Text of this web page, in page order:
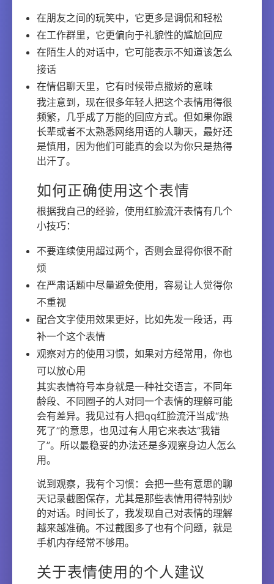
在朋友之间的玩笑中，它更多是调侃和轻松
在工作群里，它更偏向于礼貌性的尴尬回应
在陌生人的对话中，它可能表示不知道该怎么
接话
在情侣聊天里，它有时候带点撒娇的意味
我注意到，现在很多年轻人把这个表情用得很
频繁，几乎成了万能的回应方式。但如果你跟
长辈或者不太熟悉网络用语的人聊天，最好还
是慎用，因为他们可能真的会以为你只是热得
出汗了。
如何正确使用这个表情
根据我自己的经验，使用红脸流汗表情有几个
小技巧：
不要连续使用超过两个，否则会显得你很不耐
烦
在严肃话题中尽量避免使用，容易让人觉得你
不重视
配合文字使用效果更好，比如先发一段话，再
补一个这个表情
观察对方的使用习惯，如果对方经常用，你也
可以放心用
其实表情符号本身就是一种社交语言，不同年
龄段、不同圈子的人对同一个表情的理解可能
会有差异。我见过有人把qq红脸流汗当成“热
死了”的意思，也见过有人用它来表达“我错
了”。所以最稳妥的办法还是多观察身边人怎么
用。
说到观察，我有个习惯：会把一些有意思的聊
天记录截图保存，尤其是那些表情用得特别妙
的对话。时间长了，我发现自己对表情的理解
越来越准确。不过截图多了也有个问题，就是
手机内存经常不够用。
关于表情使用的个人建议